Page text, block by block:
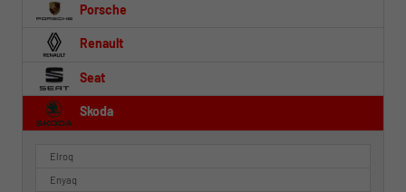
Porsche
Renault
Seat
Skoda
Elroq
Enyaq